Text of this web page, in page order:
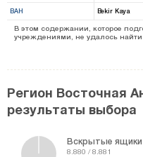
ВАН Bekir Kaya
В этом содержании, которое
учреждениями, не удалось найти
Регион Восточная
результаты выбора
Вскрытые ящики
8.880 / 8.881